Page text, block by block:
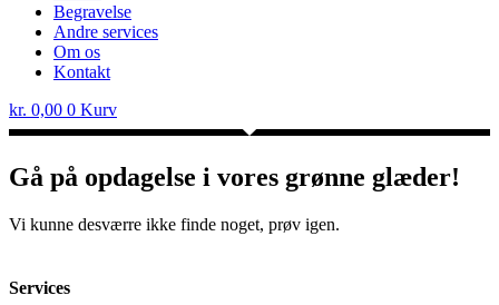
Begravelse
Andre services
Om os
Kontakt
kr. 0,00 0 Kurv
Gå på opdagelse i vores grønne glæder!
Vi kunne desværre ikke finde noget, prøv igen.
Services